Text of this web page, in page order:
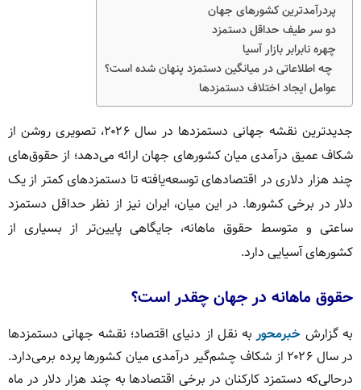
پردرآمدترین کشورهای جهان
دو سر طیف حداقل دستمزد
چهره نابرابر بازار آسیا
چه اطلاعاتی در میانگین دستمزد پنهان شده است؟
عوامل ایجاد اختلاف دستمزدها
جدیدترین نقشه جهانی دستمزدها در سال ۲۰۲۶، تصویری روشن از
شکاف عمیق درآمدی میان کشورهای جهان ارائه می‌دهد؛ از حقوق‌های
چند هزار دلاری در اقتصادهای توسعه‌یافته تا دستمزدهای کمتر از یک
دلار در برخی کشورها. در این میان، ایران نیز از نظر حداقل دستمزد
ساعتی و متوسط حقوق ماهانه، جایگاهی پایین‌تر از بسیاری از
کشورهای آسیایی دارد.
حقوق ماهانه در جهان چقدر است؟
به گزارش خبرمحور به نقل از دنیای اقتصاد؛ نقشه جهانی دستمزدها
در سال ۲۰۲۶ از شکاف چشم‌گیر درآمدی میان کشورها پرده برمی‌دارد.
درحالی‌که دستمزد کارکنان در برخی اقتصادها به چند هزار دلار در ماه